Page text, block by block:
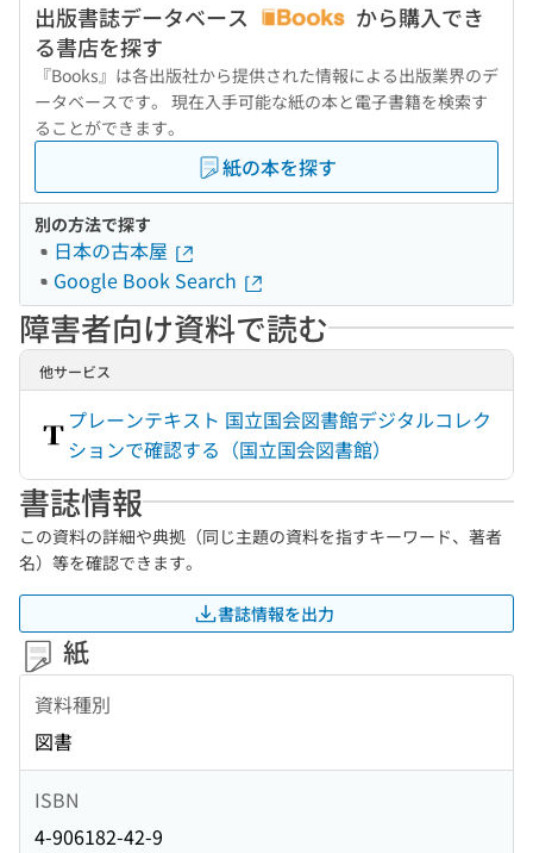
出版書誌データベース
から購入でき
る書店を探す
『Books』は各出版社から提供された情報による出版業界のデ
ータベースです。 現在入手可能な紙の本と電子書籍を検索す
ることができます。
紙の本を探す
別の方法で探す
日本の古本屋
Google Book Search
障害者向け資料で読む
他サービス
プレーンテキスト 国立国会図書館デジタルコレク
ションで確認する（国立国会図書館）
書誌情報
この資料の詳細や典拠（同じ主題の資料を指すキーワード、著者
名）等を確認できます。
書誌情報を出力
紙
資料種別
図書
ISBN
4-906182-42-9